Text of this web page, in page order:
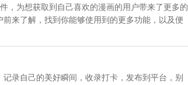
，为想获取到自己喜欢的漫画的用户带来了更多的
来了解，找到你能够使用到的更多功能，以及便
录自己的美好瞬间，收录打卡，发布到平台，别